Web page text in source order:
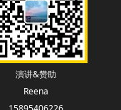
演讲&赞助
Reena